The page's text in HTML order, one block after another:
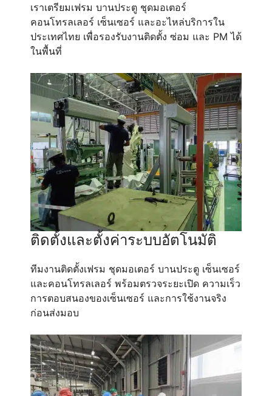
เราเตรียมเฟรม บานประตู ชุดมอเตอร์
คอนโทรลเลอร์ เซ็นเซอร์ และอะไหล่บริการใน
ประเทศไทย เพื่อรองรับงานติดตั้ง ซ่อม และ PM ได้
ในพื้นที่
ติดตั้งและตั้งค่าระบบอัตโนมัติ
ทีมงานติดตั้งเฟรม ชุดมอเตอร์ บานประตู เซ็นเซอร์
และคอนโทรลเลอร์ พร้อมตรวจระยะเปิด ความเร็ว
การตอบสนองของเซ็นเซอร์ และการใช้งานจริง
ก่อนส่งมอบ